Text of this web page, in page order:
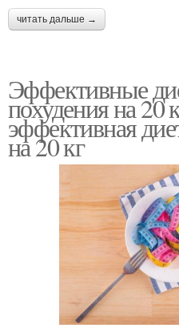
читать дальше →
Эффективные
похудения на 20
эффективная
на 20 кг